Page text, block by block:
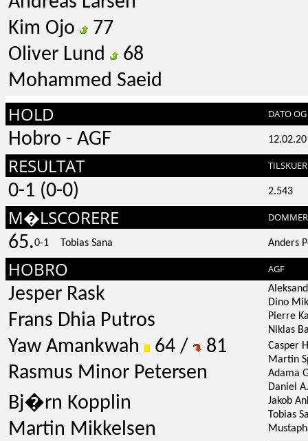
Kim Ojo
77
Oliver Lund
68
Mohammed Saeid
HOLD DATO
Hobro - AGF
RESULTAT
0-1 (0-0) 2.543
M�LSCORERE DOMMER
65.0-1 Tobias Sana Anders
HOBRO AGF
Jesper Rask
Frans Dhia Putros
Yaw Amankwah
64 /
81
Rasmus Minor Petersen
Bj�rn Kopplin
Martin Mikkelsen
Dino
Pierre
Niklas
Casper
Martin
Adama
Daniel
Jakob
Tobias